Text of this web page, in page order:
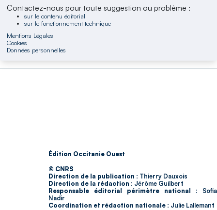
Contactez-nous pour toute suggestion ou problème :
sur le contenu éditorial
sur le fonctionnement technique
Mentions Légales
Cookies
Données personnelles
Édition Occitanie Ouest
© CNRS
Direction de la publication : Thierry Dauxois
Direction de la rédaction : Jérôme Guilbert
Responsable éditorial périmètre national : Sofia
Nadir
Coordination et rédaction nationale : Julie Lallemant